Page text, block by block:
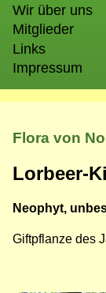
Wir über uns
Mitglieder
Links
Impressum
Flora von
Lorbeer-
Neophyt,
Giftpflanze des